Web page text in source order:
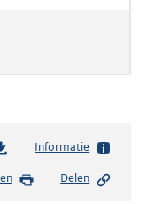
Informatie
Delen